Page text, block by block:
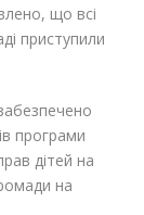
що всі
приступили
програми
дітей на
на